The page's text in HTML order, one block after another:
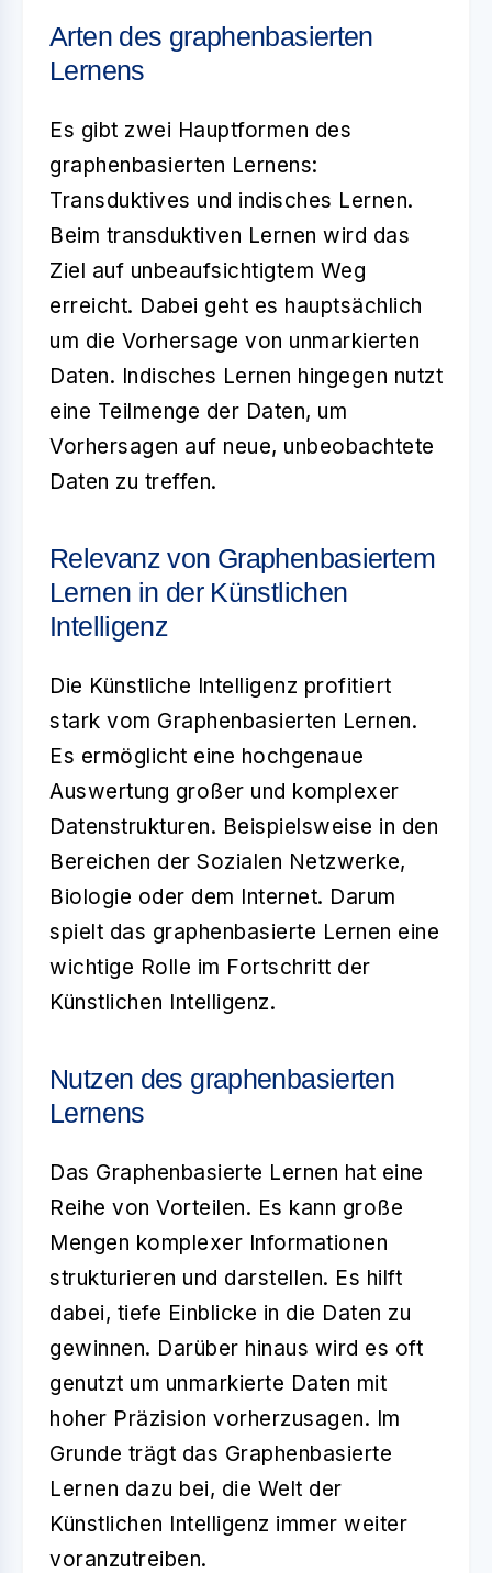
Arten des graphenbasierten
Lernens
Es gibt zwei Hauptformen des
graphenbasierten Lernens:
Transduktives und indisches Lernen.
Beim transduktiven Lernen wird das
Ziel auf unbeaufsichtigtem Weg
erreicht. Dabei geht es hauptsächlich
um die Vorhersage von unmarkierten
Daten. Indisches Lernen hingegen nutzt
eine Teilmenge der Daten, um
Vorhersagen auf neue, unbeobachtete
Daten zu treffen.
Relevanz von Graphenbasiertem
Lernen in der Künstlichen
Intelligenz
Die Künstliche Intelligenz profitiert
stark vom Graphenbasierten Lernen.
Es ermöglicht eine hochgenaue
Auswertung großer und komplexer
Datenstrukturen. Beispielsweise in den
Bereichen der Sozialen Netzwerke,
Biologie oder dem Internet. Darum
spielt das graphenbasierte Lernen eine
wichtige Rolle im Fortschritt der
Künstlichen Intelligenz.
Nutzen des graphenbasierten
Lernens
Das Graphenbasierte Lernen hat eine
Reihe von Vorteilen. Es kann große
Mengen komplexer Informationen
strukturieren und darstellen. Es hilft
dabei, tiefe Einblicke in die Daten zu
gewinnen. Darüber hinaus wird es oft
genutzt um unmarkierte Daten mit
hoher Präzision vorherzusagen. Im
Grunde trägt das Graphenbasierte
Lernen dazu bei, die Welt der
Künstlichen Intelligenz immer weiter
voranzutreiben.